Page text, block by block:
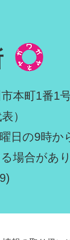
本町1番1
）
日の9時か
場合があ